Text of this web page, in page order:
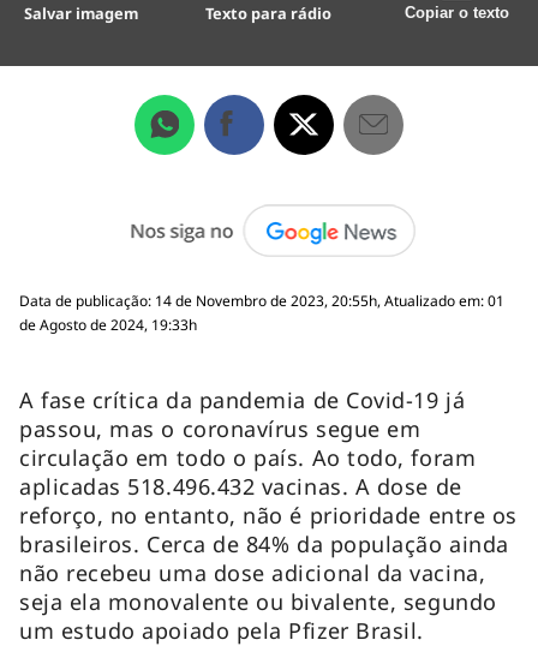
Salvar imagem Texto para rádio Copiar o texto
Data de publicação: 14 de Novembro de 2023, 20:55h, Atualizado em: 01
de Agosto de 2024, 19:33h
A fase crítica da pandemia de Covid-19 já
passou, mas o coronavírus segue em
circulação em todo o país. Ao todo, foram
aplicadas 518.496.432 vacinas. A dose de
reforço, no entanto, não é prioridade entre os
brasileiros. Cerca de 84% da população ainda
não recebeu uma dose adicional da vacina,
seja ela monovalente ou bivalente, segundo
um estudo apoiado pela Pfizer Brasil.